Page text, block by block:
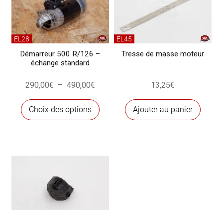
EL28
Démarreur 500 R/126 –
échange standard
290,00€ – 490,00€Plage
prix :
290,00€
Choix des options
Ce
EL45
Tresse de masse moteur
13,25€
Ajouter au panier